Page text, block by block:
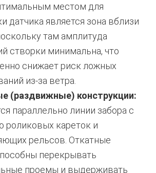
местом для
датчика является зона вблизи
там амплитуда
створки минимальна, что
снижает риск ложных
из-за ветра.
(раздвижные) конструкции:
параллельно линии забора с
кареток и
рельсов. Откатные
перекрывать
проемы и выдерживать